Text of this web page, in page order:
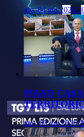
gio, 04 giu 2026
PIANO
mer, 03 giu 2026